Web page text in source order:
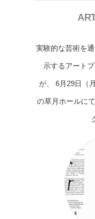
実験的な芸術を
示するアート
が、 6月29日（
の草月ホールに